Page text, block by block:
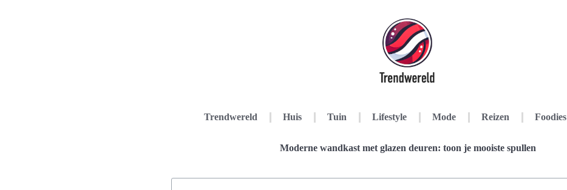
Trendwereld Huis Tuin Lifestyle Mode Reizen Foodies
Moderne wandkast met glazen deuren: toon je mooiste spullen